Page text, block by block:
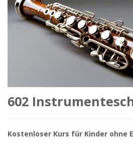
602
Kostenloser Kurs für Kinder ohne